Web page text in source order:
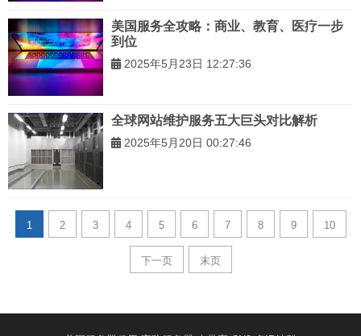
美国服务全攻略：商业、教育、医疗一步
到位
2025年5月23日 12:27:36
全球网站维护服务五大巨头对比解析
2025年5月20日 00:27:46
1 2 3 4 5 6 7 8 9 10
下一页 末页